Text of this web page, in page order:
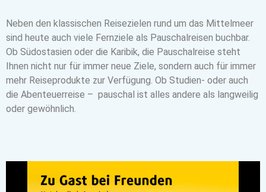
Neben den klassischen Reisezielen rund um das Mittelmeer
sind heute auch viele Fernziele als Pauschalreisen buchbar.
Ob Südostasien oder die Karibik, die Pauschalreise steht
Ihnen nicht nur für immer neue Ziele, sondern auch für immer
mehr Reiseprodukte zur Verfügung. Ob Studien- oder auch
die Abenteuerreise – pauschal ist alles andere als langweilig
oder gewöhnlich.